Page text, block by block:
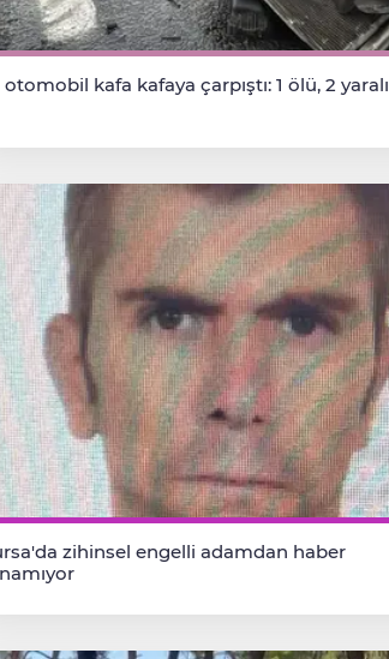
kafa kafaya çarpıştı: 1 ölü, 2 yaralı
zihinsel engelli adamdan haber